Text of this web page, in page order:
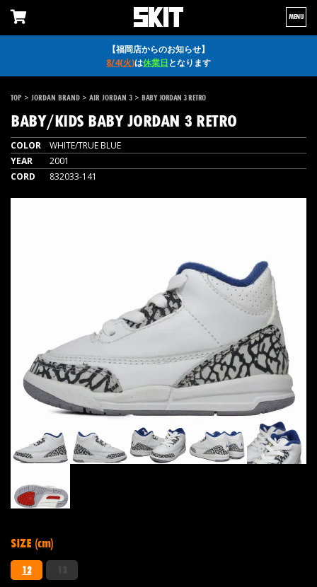
【福岡店からのお知らせ】
8/4(火)は休業日となります
MENU
TOP > JORDAN BRAND > AIR JORDAN 3 > BABY JORDAN 3 RETRO
BABY/KIDS BABY JORDAN 3 RETRO
COLOR
WHITE/TRUE BLUE
YEAR
2001
CORD
832033-141
SIZE (cm)
12